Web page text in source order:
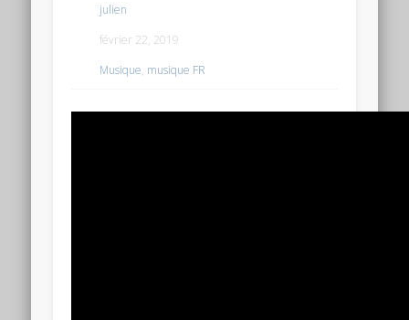
julien
février 22, 2019
Musique, musique FR